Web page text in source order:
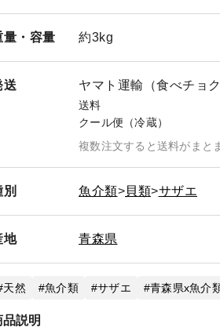
・ 容量 約3kg
送 ヤマト運輸（食べチョ
送料
クール便（冷蔵）
複数注文すると送料がまと
別 魚介類 貝類 サザエ
地 青森県
天然 魚介類 サザエ 青森県x魚介
品説明